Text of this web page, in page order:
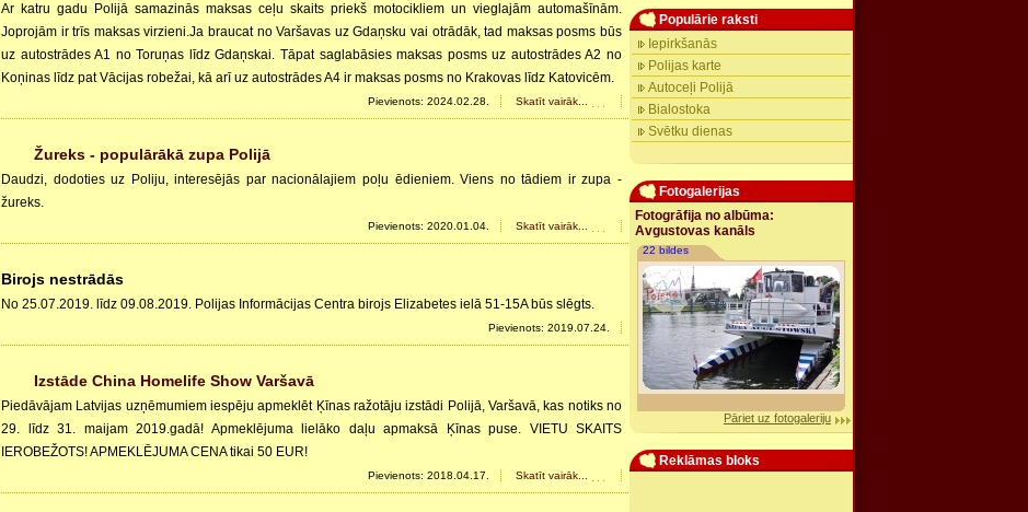
Populārie raksti
Iepirkšanās
Polijas karte
Autoceļi Polijā
Bialostoka
Svētku dienas
Degvielas uzpildes stacijas
GD Poland
Ceļu satiksmes noteikumi
Fotogalerijas
Fotogrāfija no albūma:
Avgustovas kanāls
22 bildes
Pāriet uz fotogaleriju
Reklāmas bloks
Ar katru gadu Polijā samazinās maksas ceļu skaits priekš motocikliem un vieglajām automašīnām.
Joprojām ir trīs maksas virzieni.Ja braucat no Varšavas uz Gdaņsku vai otrādāk, tad maksas posms būs
uz autostrādes A1 no Toruņas līdz Gdaņskai. Tāpat saglabāsies maksas posms uz autostrādes A2 no
Koņinas līdz pat Vācijas robežai, kā arī uz autostrādes A4 ir maksas posms no Krakovas līdz Katovicēm.
Pievienots: 2024.02.28. Skatīt vairāk...
Žureks - populārākā zupa Polijā
Daudzi, dodoties uz Poliju, interesējās par nacionālajiem poļu ēdieniem. Viens no tādiem ir zupa -
žureks.
Pievienots: 2020.01.04. Skatīt vairāk...
Birojs nestrādās
No 25.07.2019. līdz 09.08.2019. Polijas Informācijas Centra birojs Elizabetes ielā 51-15A būs slēgts.
Pievienots: 2019.07.24.
Izstāde China Homelife Show Varšavā
Piedāvājam Latvijas uzņēmumiem iespēju apmeklēt Ķīnas ražotāju izstādi Polijā, Varšavā, kas notiks no
29. līdz 31. maijam 2019.gadā! Apmeklējuma lielāko daļu apmaksā Ķīnas puse. VIETU SKAITS
IEROBEŽOTS! APMEKLĒJUMA CENA tikai 50 EUR!
Pievienots: 2018.04.17. Skatīt vairāk...